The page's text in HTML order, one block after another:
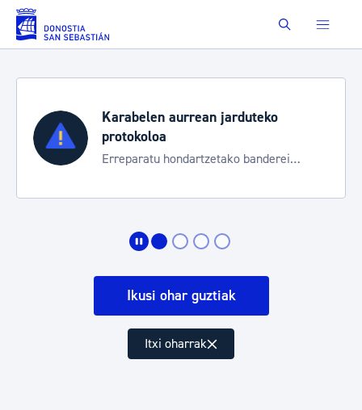
Eduki nagusira joan Buscar
Karabelen aurrean jarduteko
protokoloa
Erreparatu hondartzetako banderei
Ikusi ohar guztiak
Itxi oharrak